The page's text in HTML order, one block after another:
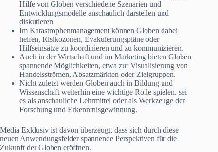
Hilfe von Globen verschiedene Szenarien und
Entwicklungsmodelle anschaulich darstellen und
diskutieren.
Im Katastrophenmanagement können Globen dabei
helfen, Risikozonen, Evakuierungspläne oder
Hilfseinsätze zu koordinieren und zu kommunizieren.
Auch in der Wirtschaft und im Marketing bieten Globen
spannende Möglichkeiten, etwa zur Visualisierung von
Handelsströmen, Absatzmärkten oder Zielgruppen.
Nicht zuletzt werden Globen auch in Bildung und
Wissenschaft weiterhin eine wichtige Rolle spielen, sei
es als anschauliche Lehrmittel oder als Werkzeuge der
Forschung und Erkenntnisgewinnung.
Media Exklusiv ist davon überzeugt, dass sich durch diese
neuen Anwendungsfelder spannende Perspektiven für die
Zukunft der Globen eröffnen.